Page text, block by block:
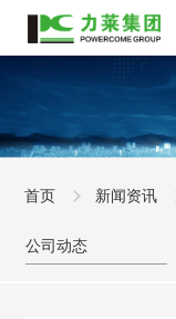
首页 新闻资讯
公司动态